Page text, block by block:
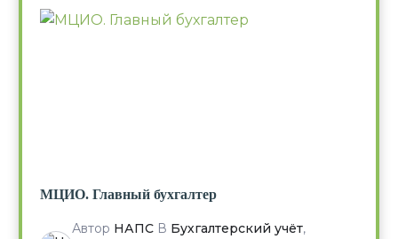
МЦИО. Главный бухгалтер
Автор НАПСВ Бухгалтерский учёт,